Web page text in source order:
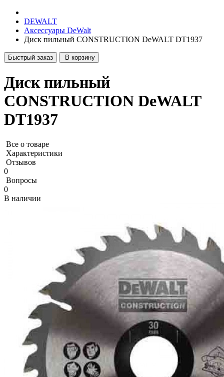
DEWALT
Аксессуары DeWalt
Диск пильный СONSTRUCTION DeWALT DT1937
Быстрый заказ В корзину
Диск пильный
СONSTRUCTION DeWALT
DT1937
Все о товаре
Характеристики
Отзывов
0
Вопросы
0
В наличии